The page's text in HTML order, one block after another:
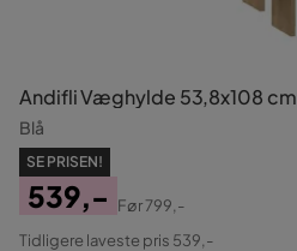
Andifli Væghylde 53,8x108 cm
Blå
SE PRISEN!
Pris
539,-
Original
Før799,-
Tidligere laveste pris 539,-